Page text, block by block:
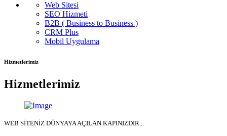
Web Sitesi
SEO Hizmeti
B2B ( Business to Business )
CRM Plus
Mobil Uygulama
Hizmetlerimiz
Hizmetlerimiz
WEB SİTENİZ DÜNYAYA AÇILAN KAPINIZDIR...